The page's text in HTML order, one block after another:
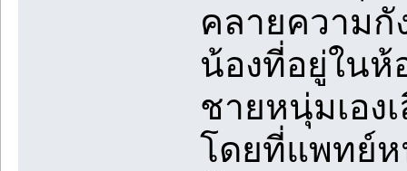
คลายความกั
น้องที่อยู่ใน
ชายหนุ่มเอง
โดยที่แพทย์